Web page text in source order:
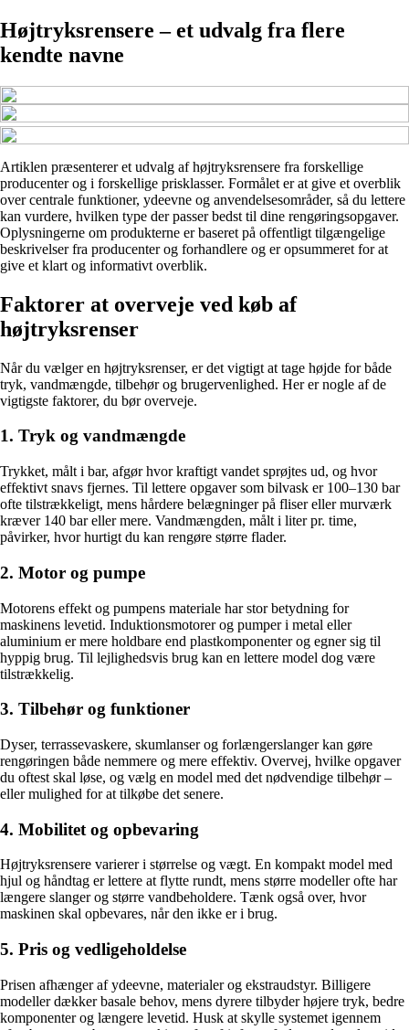
Højtryksrensere – et udvalg fra flere
kendte navne
Artiklen præsenterer et udvalg af højtryksrensere fra forskellige
producenter og i forskellige prisklasser. Formålet er at give et overblik
over centrale funktioner, ydeevne og anvendelsesområder, så du lettere
kan vurdere, hvilken type der passer bedst til dine rengøringsopgaver.
Oplysningerne om produkterne er baseret på offentligt tilgængelige
beskrivelser fra producenter og forhandlere og er opsummeret for at
give et klart og informativt overblik.
Faktorer at overveje ved køb af
højtryksrenser
Når du vælger en højtryksrenser, er det vigtigt at tage højde for både
tryk, vandmængde, tilbehør og brugervenlighed. Her er nogle af de
vigtigste faktorer, du bør overveje.
1. Tryk og vandmængde
Trykket, målt i bar, afgør hvor kraftigt vandet sprøjtes ud, og hvor
effektivt snavs fjernes. Til lettere opgaver som bilvask er 100–130 bar
ofte tilstrækkeligt, mens hårdere belægninger på fliser eller murværk
kræver 140 bar eller mere. Vandmængden, målt i liter pr. time,
påvirker, hvor hurtigt du kan rengøre større flader.
2. Motor og pumpe
Motorens effekt og pumpens materiale har stor betydning for
maskinens levetid. Induktionsmotorer og pumper i metal eller
aluminium er mere holdbare end plastkomponenter og egner sig til
hyppig brug. Til lejlighedsvis brug kan en lettere model dog være
tilstrækkelig.
3. Tilbehør og funktioner
Dyser, terrassevaskere, skumlanser og forlængerslanger kan gøre
rengøringen både nemmere og mere effektiv. Overvej, hvilke opgaver
du oftest skal løse, og vælg en model med det nødvendige tilbehør –
eller mulighed for at tilkøbe det senere.
4. Mobilitet og opbevaring
Højtryksrensere varierer i størrelse og vægt. En kompakt model med
hjul og håndtag er lettere at flytte rundt, mens større modeller ofte har
længere slanger og større vandbeholdere. Tænk også over, hvor
maskinen skal opbevares, når den ikke er i brug.
5. Pris og vedligeholdelse
Prisen afhænger af ydeevne, materialer og ekstraudstyr. Billigere
modeller dækker basale behov, mens dyrere tilbyder højere tryk, bedre
komponenter og længere levetid. Husk at skylle systemet igennem